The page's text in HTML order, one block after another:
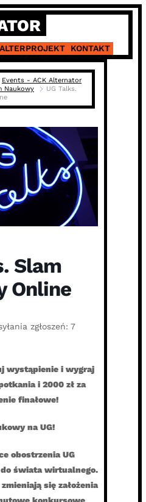
ALTERPROJEKT KONTAKT
Events - ACK Alternator
Naukowy
UG Talks.
Slam
Online
zgłoszeń: 7
wystąpienie i wygraj
i 2000 zł za
finałowe!
na UG!
obostrzenia UG
świata wirtualnego.
się założenia